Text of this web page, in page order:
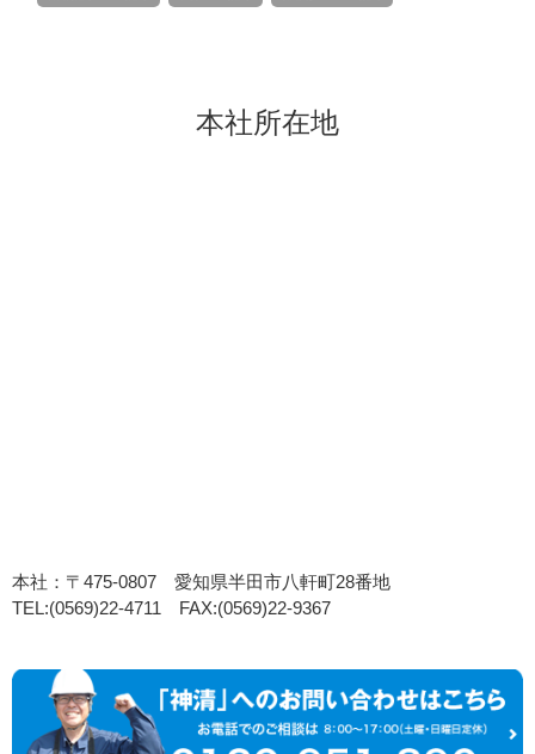
本社所在地
本社：〒475-0807 愛知県半田市八軒町28番地
TEL:(0569)22-4711 FAX:(0569)22-9367